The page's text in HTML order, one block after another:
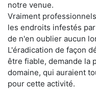
notre venue.
Vraiment
les endroits infestés
de n'en oublier aucun
L'éradication de façon
être fiable, demande la
domaine, qui auraient
pour cette activité.